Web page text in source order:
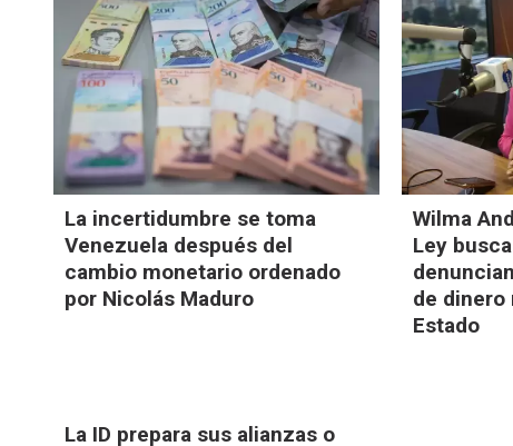
La incertidumbre se toma
Venezuela después del
cambio monetario ordenado
por Nicolás Maduro
Wilma
Ley
de dinero
Estado
La ID prepara sus alianzas o